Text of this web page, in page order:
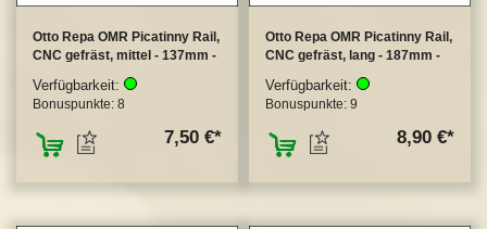
Otto Repa OMR Picatinny Rail,
CNC gefräst, mittel - 137mm -
Verfügbarkeit:
Bonuspunkte: 8
ZUM MERKZETTEL HINZUFÜGEN
7,50 €
Otto Repa OMR Picatinny Rail,
CNC gefräst, lang - 187mm -
Verfügbarkeit:
Bonuspunkte: 9
ZUM 8,90 €